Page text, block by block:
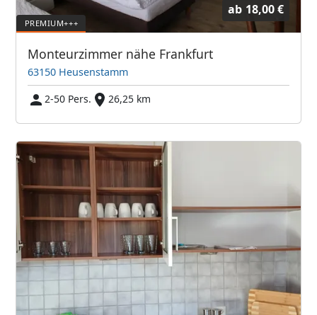
ab 18,00 €
Monteurzimmer nähe Frankfurt
63150 Heusenstamm
2-50 Pers.
26,25 km